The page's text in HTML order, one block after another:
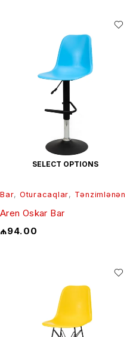
SELECT OPTIONS
Bar, Oturacaqlar, Tənzimlənən
Aren Oskar Bar
₼94.00